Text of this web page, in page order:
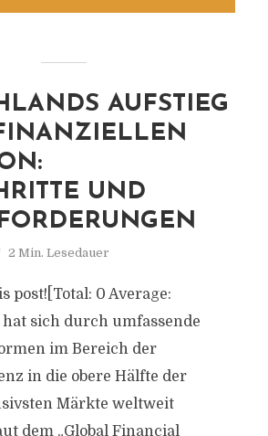
AUFSTIEG
UND
2 Min. Lesedauer
post![Total: 0 Average:
sich durch umfassende
im Bereich der
in die obere Hälfte der
Märkte weltweit
dem „Global Financial